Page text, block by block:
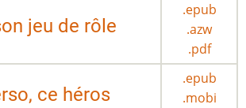
jeu de rôle
.epub
.azw
.pdf
ce héros
.epub
.mobi